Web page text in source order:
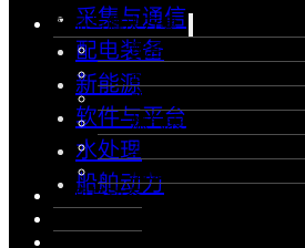
产品与解决方案
配用电业务
新能源/数字能源
水表业务
燃气表业务
水处理装备
船舶动力
新闻与动态
采集与通信
配电装备
新能源
软件与平台
水处理
船舶动力